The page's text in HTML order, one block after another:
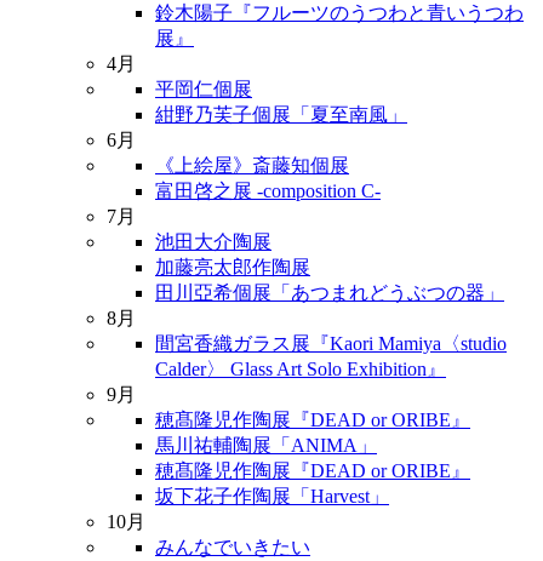
鈴木陽子『フルーツのうつわと青いうつわ
展』
4月
平岡仁個展
紺野乃芙子個展「夏至南風」
6月
《上絵屋》斎藤知個展
富田啓之展 -composition C-
7月
池田大介陶展
加藤亮太郎作陶展
田川亞希個展「あつまれどうぶつの器」
8月
間宮香織ガラス展『Kaori Mamiya〈studio
Calder〉 Glass Art Solo Exhibition』
9月
穂髙隆児作陶展『DEAD or ORIBE』
馬川祐輔陶展「ANIMA」
穂髙隆児作陶展『DEAD or ORIBE』
坂下花子作陶展「Harvest」
10月
みんなでいきたい